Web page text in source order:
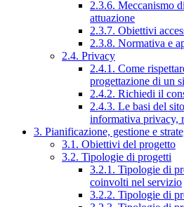
2.3.6. Meccanismo
attuazione
2.3.7. Obiettivi
2.3.8. Normativa e
2.4. Privacy
2.4.1. Come
progettazione di un
2.4.2. Richiedi il
2.4.3. Le basi del
informativa privacy,
3. Pianificazione, gestione e
3.1. Obiettivi del progetto
3.2. Tipologie di progetti
3.2.1. Tipologie di
coinvolti nel servizio
3.2.2. Tipologie di